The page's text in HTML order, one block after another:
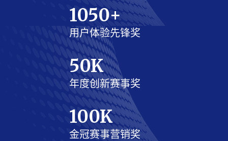
1050+
用户体验先锋奖
50K
年度创新赛事奖
100K
金冠赛事营销奖